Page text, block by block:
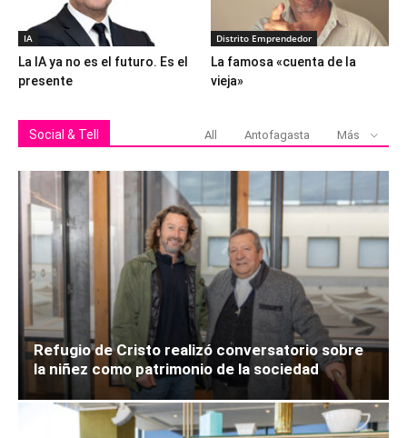
IA
La IA ya no es el futuro. Es el
presente
Distrito Emprendedor
La famosa «cuenta de la
vieja»
Social & Tell All Antofagasta Más
Refugio de Cristo realizó conversatorio sobre
la niñez como patrimonio de la sociedad